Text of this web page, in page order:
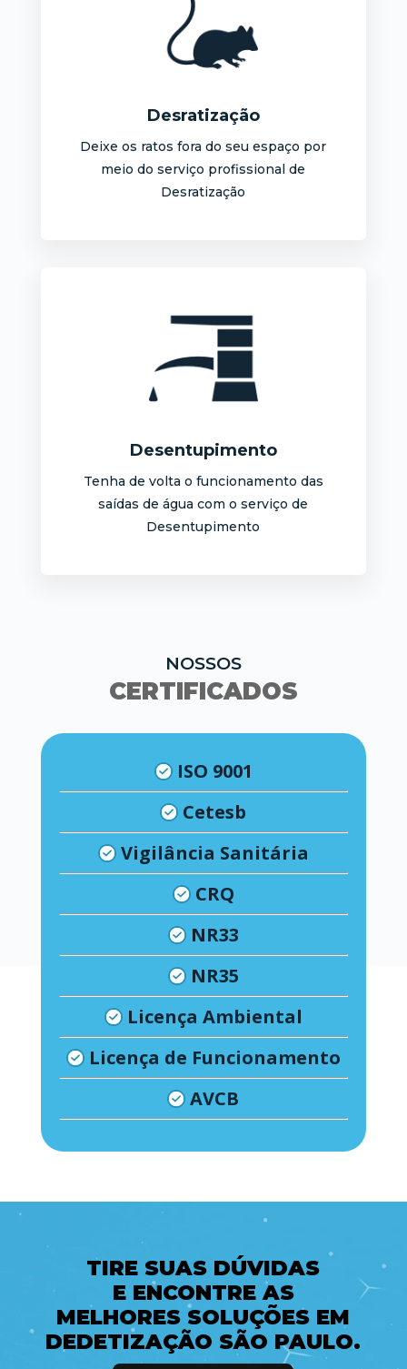
Desratização
Deixe os ratos fora do seu espaço por
meio do serviço profissional de
Desratização
Desentupimento
Tenha de volta o funcionamento das
saídas de água com o serviço de
Desentupimento
NOSSOS
CERTIFICADOS
ISO 9001
Cetesb
Vigilância Sanitária
CRQ
NR33
NR35
Licença Ambiental
Licença de Funcionamento
AVCB
TIRE SUAS DÚVIDAS
E ENCONTRE AS
MELHORES SOLUÇÕES EM
DEDETIZAÇÃO SÃO PAULO.